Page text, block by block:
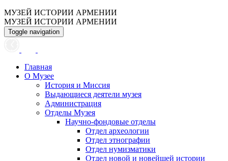
МУЗЕЙ ИСТОРИИ АРМЕНИИ
МУЗЕЙ ИСТОРИИ АРМЕНИИ
Toggle navigation
Главная
О Музее
История и Миссия
Выдающиеся деятели музея
Администрация
Отделы Музея
Научно-фондовые отделы
Отдел археологии
Отдел этнографии
Отдел нумизматики
Отдел новой и новейшей истории